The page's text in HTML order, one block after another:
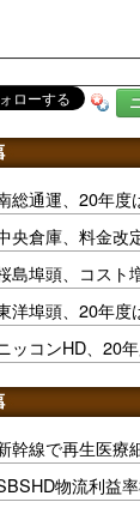
総通運、20年度
央倉庫、料金改
島埠頭、コスト
洋埠頭、20年度
ッコンHD、20
幹線で再生医療
物流利益